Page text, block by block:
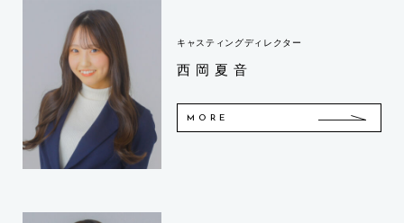
キャスティングディレクター
西岡夏音
MORE